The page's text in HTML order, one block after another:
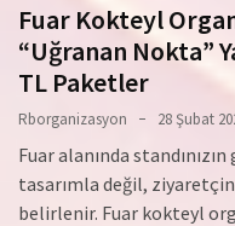
Fuar Kokteyl
“Uğranan Nokta”
TL Paketler
Rborganizasyon 28 Şubat
Fuar alanında
tasarımla değil,
belirlenir. Fuar kokteyl